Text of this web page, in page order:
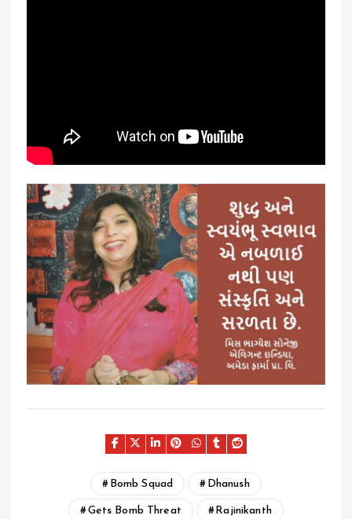
Bomb Squad Dhanush
Gets Bomb Threat Rajinikanth